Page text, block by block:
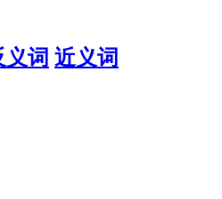
义词 近义词